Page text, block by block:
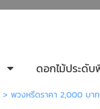
ดอกไม้ประดับ
> พวงหรีดราคา 2,000 บา